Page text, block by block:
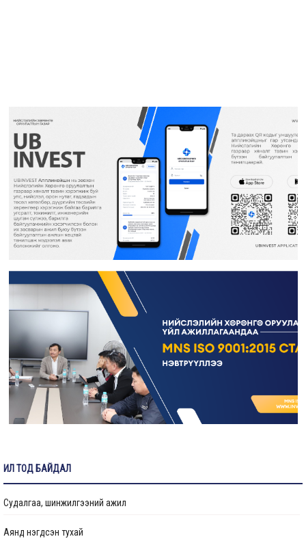
ИЛ ТОД БАЙДАЛ
Судалгаа, шинжилгээний ажил
Аянд нэгдсэн тухай